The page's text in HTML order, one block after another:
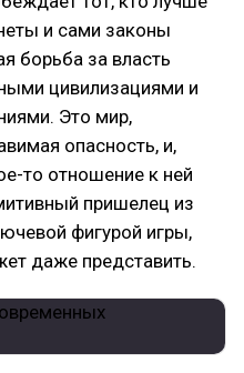
и сами законы
борьба за власть
цивилизациями и
Это мир,
опасность, и,
то отношение к ней
пришелец из
фигурой игры,
даже представить.